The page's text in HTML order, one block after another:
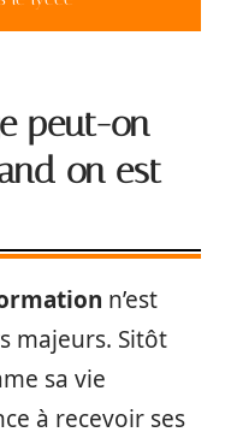
peut-on
on est
n’est
majeurs. Sitôt
sa vie
à recevoir ses